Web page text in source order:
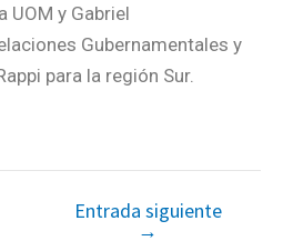
UOM y Gabriel
Gubernamentales y
para la región Sur.
Entrada siguiente
→